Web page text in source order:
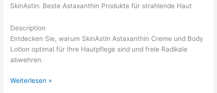
SkinAstin: Beste Astaxanthin Produkte für strahlende Haut
Description
Entdecken Sie, warum SkinAstin Astaxanthin Creme und Body
Lotion optimal für Ihre Hautpflege sind und freie Radikale
abwehren.
Vergleich
Weiterlesen »